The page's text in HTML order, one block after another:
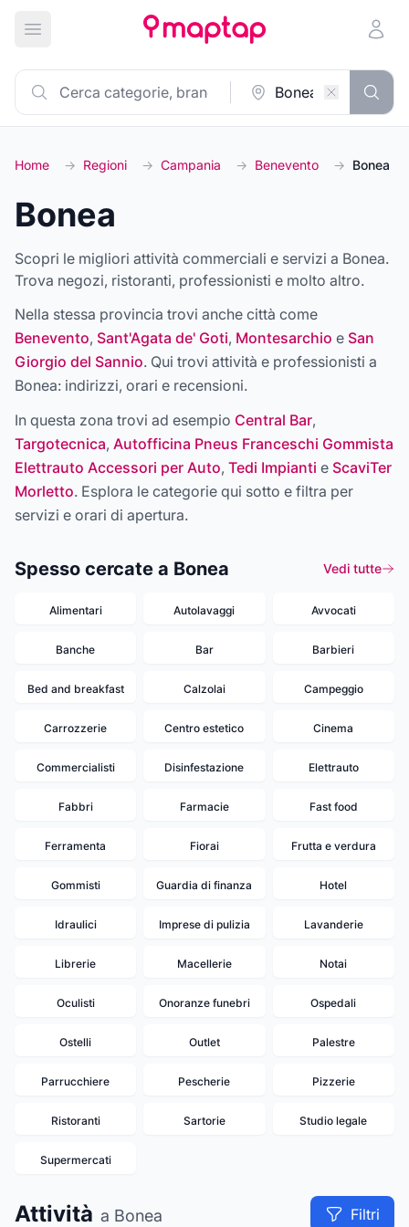
Apri menu principale
Home → Regioni → Campania → Benevento → Bonea
Bonea
Scopri le migliori attività commerciali e servizi a Bonea.
Trova negozi, ristoranti, professionisti e molto altro.
Nella stessa provincia trovi anche città come
Benevento, Sant'Agata de' Goti, Montesarchio e San
Giorgio del Sannio. Qui trovi attività e professionisti a
Bonea: indirizzi, orari e recensioni.
In questa zona trovi ad esempio Central Bar,
Targotecnica, Autofficina Pneus Franceschi Gommista
Elettrauto Accessori per Auto, Tedi Impianti e ScaviTer
Morletto. Esplora le categorie qui sotto e filtra per
servizi e orari di apertura.
Spesso cercate a Bonea Vedi tutte
Alimentari Autolavaggi Avvocati
Banche Bar Barbieri
Bed and breakfast Calzolai Campeggio
Carrozzerie Centro estetico Cinema
Commercialisti Disinfestazione Elettrauto
Fabbri Farmacie Fast food
Ferramenta Fiorai Frutta e verdura
Gommisti Guardia di finanza Hotel
Idraulici Imprese di pulizia Lavanderie
Librerie Macellerie Notai
Oculisti Onoranze funebri Ospedali
Ostelli Outlet Palestre
Parrucchiere Pescherie Pizzerie
Ristoranti Sartorie Studio legale
Supermercati
Attività a Bonea Filtri